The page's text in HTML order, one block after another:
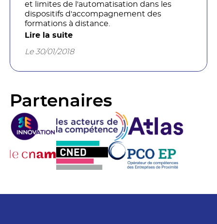
et limites de l'automatisation dans les
dispositifs d'accompagnement des
formations à distance.
Lire la suite
Le 30/01/2018
Partenaires